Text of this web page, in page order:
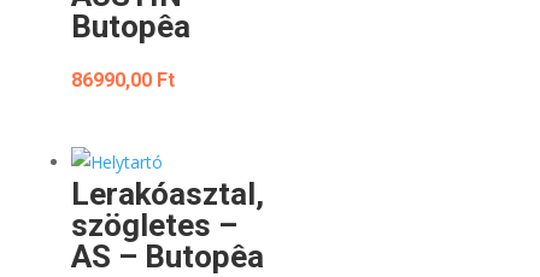
Butopêa
86990,00 Ft
Lerakóasztal,
szögletes –
AS – Butopêa